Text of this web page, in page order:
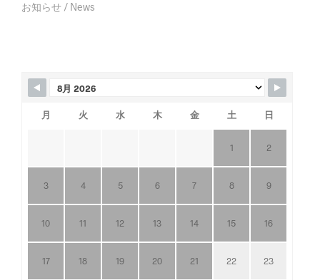
お知らせ / News
月 火 水 木 金 土 日
1 2
3 4 5 6 7 8 9
10 11 12 13 14 15 16
17 18 19 20 21 22 23